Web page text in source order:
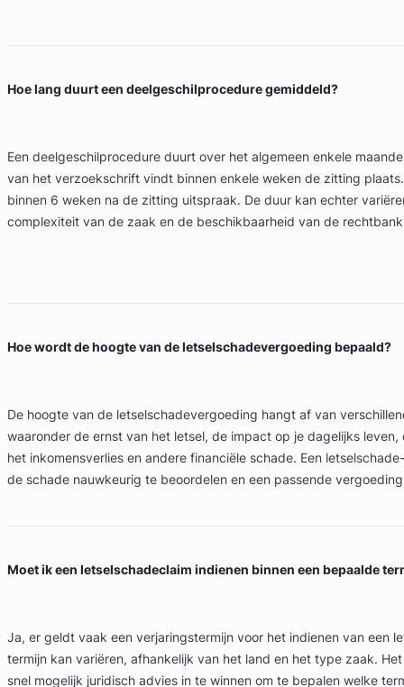
Hoe lang duurt een deelgeschilprocedure gemiddeld?
Een deelgeschilprocedure duurt over het algemeen enkele
van het verzoekschrift vindt binnen enkele weken de zitting
binnen 6 weken na de zitting uitspraak. De duur kan echter
complexiteit van de zaak en de beschikbaarheid van de
Hoe wordt de hoogte van de letselschadevergoeding bepaald?
De hoogte van de letselschadevergoeding hangt af van
waaronder de ernst van het letsel, de impact op je dagelijks leven,
het inkomensverlies en andere financiële schade. Een
de schade nauwkeurig te beoordelen en een passende
Moet ik een letselschadeclaim indienen binnen een bepaalde
Ja, er geldt vaak een verjaringstermijn voor het indienen van een
termijn kan variëren, afhankelijk van het land en het type zaak.
snel mogelijk juridisch advies in te winnen om te bepalen welke